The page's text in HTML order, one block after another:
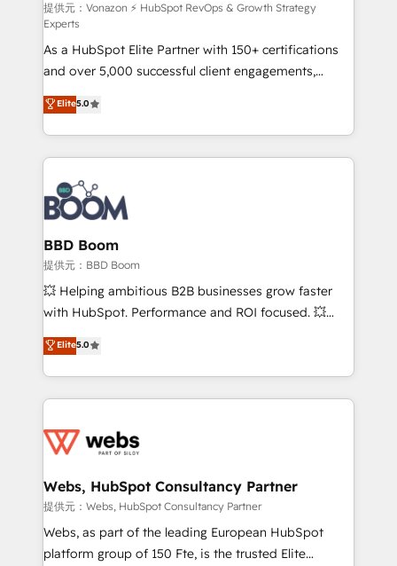
support client (data migration, synchronisation API,
audit et maintenance) ➤ La création de sites internet
de conversion qui transforment les visiteurs en
opportunités d'affaires ➤ La mise en place de
stratégies d'acquisition marketing (SEO, SEA,
inbound, automatisation marketing, ABM, IA,
emailing) Informations clés : - 10 ans d'expérience -
100+ intégrations CRM HubSpot réussies - 40
experts conseil - 150 certifications HubSpot
cumulées
提供元：Vonazon ⚡ HubSpot RevOps & Growth Strategy
Experts
As a HubSpot Elite Partner with 150+ certifications
and over 5,000 successful client engagements,
Vonazon turns marketing complexity into
measurable, scalable growth. From onboarding to
enterprise-grade campaigns, our in-house team
builds scalable strategies that drive long-term
revenue. ⚙️ HubSpot Integration & Optimization •
Seamless CRM, CMS, and automation setup •
Complex platform migrations and data cleanups •
Custom APIs and third-party integrations 📈 End-to-
End Revenue Acceleration • Lifecycle marketing and
pipeline growth programs • Sales enablement tools
and CRM optimization • Retention strategies with
Execution • 750+ onboardings and 2,000+
implementations • Deep expertise across marketing,
Elite5.0
BBD Boom
提供元：BBD Boom
💥 Helping ambitious B2B businesses grow faster
with HubSpot. Performance and ROI focused. 💥
BBD Boom is the HubSpot partner that can help you
to HubSpot Better. We work with your teams to
solve all your HubSpot challenges and improve user
adoption, sales process and marketing results.
the first time 🔧 Designing and optimising your
and build using HubSpot 🔌 Integrating HubSpot
with other systems 🎓 Training your teams to be
HubSpot pros 📊 Lead generation services using
HubSpot Why us? - SIX HubSpot Accreditations -
Elite5.0
Webs, HubSpot Consultancy Partner
提供元：Webs, HubSpot Consultancy Partner
Webs, as part of the leading European HubSpot
platform group of 150 Fte, is the trusted Elite